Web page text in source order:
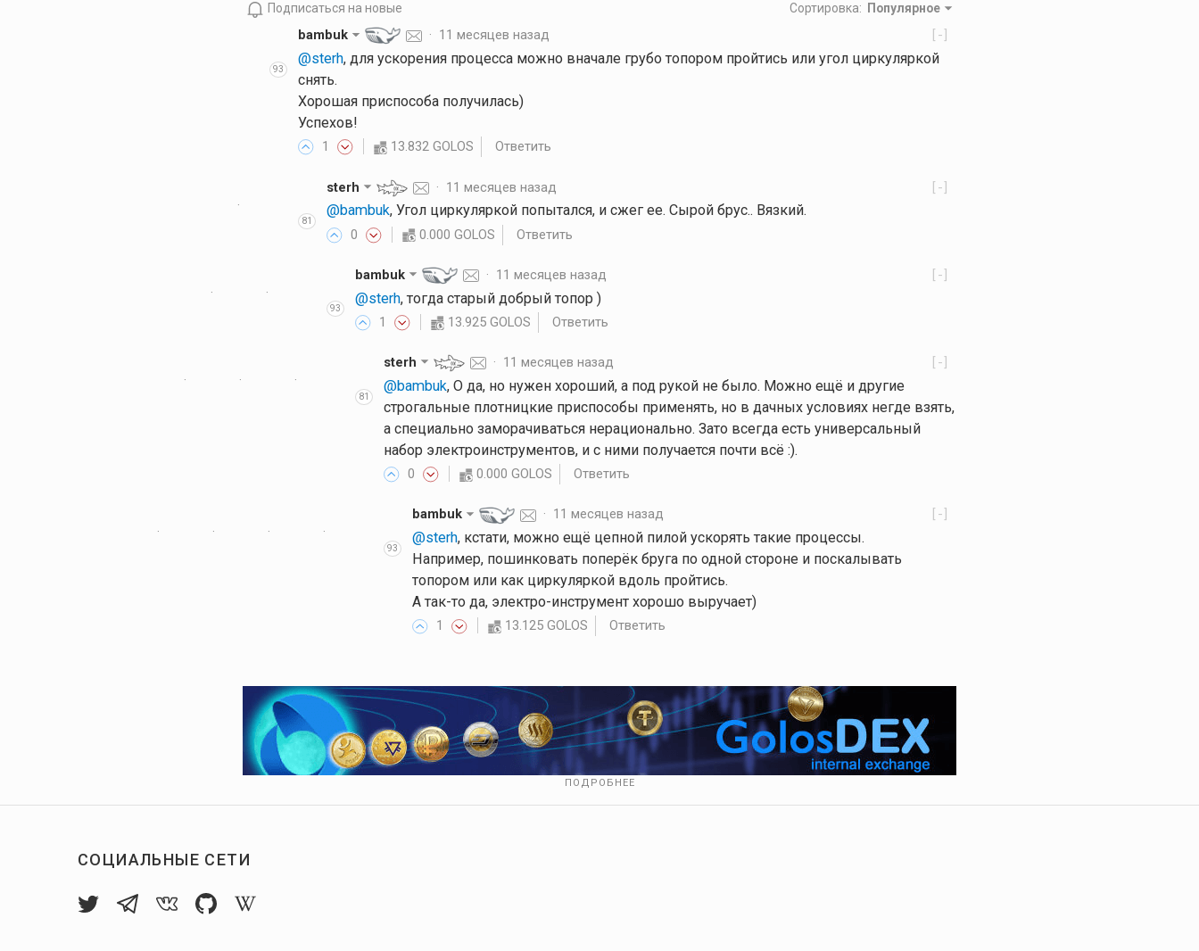
Подписаться на новые Сортировка: Популярное
93
[-]
bambuk · 11 месяцев назад
@sterh, для ускорения процесса можно вначале грубо топором пройтись или угол циркуляркой
снять.
Хорошая приспособа получилась)
Успехов!
1 13.832 GOLOS Ответить
·
81
[-]
sterh · 11 месяцев назад
@bambuk, Угол циркуляркой попытался, и сжег ее. Сырой брус.. Вязкий.
0 0.000 GOLOS Ответить
·
·
93
[-]
bambuk · 11 месяцев назад
@sterh, тогда старый добрый топор )
1 13.925 GOLOS Ответить
·
·
·
81
[-]
sterh · 11 месяцев назад
@bambuk, О да, но нужен хороший, а под рукой не было. Можно ещё и другие
строгальные плотницкие приспособы применять, но в дачных условиях негде взять,
а специально заморачиваться нерационально. Зато всегда есть универсальный
набор электроинструментов, и с ними получается почти всё :).
0 0.000 GOLOS Ответить
·
·
·
·
93
[-]
bambuk · 11 месяцев назад
@sterh, кстати, можно ещё цепной пилой ускорять такие процессы.
Например, пошинковать поперёк бруга по одной стороне и поскалывать
топором или как циркуляркой вдоль пройтись.
А так-то да, электро-инструмент хорошо выручает)
1 13.125 GOLOS Ответить
ПОДРОБНЕЕ
СОЦИАЛЬНЫЕ СЕТИ